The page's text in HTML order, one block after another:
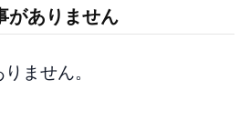
がありません
ません。